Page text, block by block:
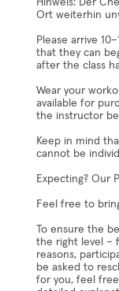
Hinweis: Der
Ort weiterhin
Please arrive
that they can
after the class
Wear your
available for
the instructor
Keep in mind
cannot be
Expecting? Our
Feel free to
To ensure the
the right level –
reasons,
be asked to
for you, feel